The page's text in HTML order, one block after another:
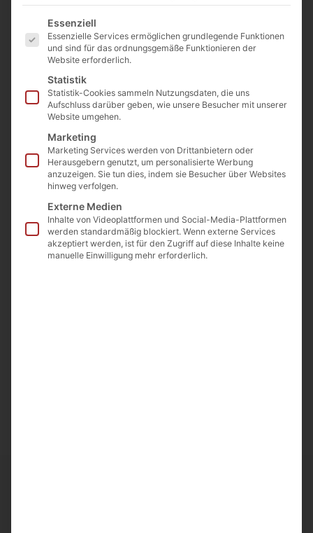
Kornelkirschen Kompott Vilfood 1l
Art. Nr.:Komp-01-1
Kategorie Säfte/Kompott/Mineralwasser/Bier
4,99€ inkl. MwSt.
Enthält 7% MwSt. 7 % DE
4,99€/ 1 L)
zzgl.Versand
Nicht vorrätig
In die Wunschliste
Es folgt eine Liste der Service-Gruppen, für die eine
Essenziell
Essenzielle Services ermöglichen grundlegende Funktionen
und sind für das ordnungsgemäße Funktionieren der
Website erforderlich.
Statistik
Statistik-Cookies sammeln Nutzungsdaten, die uns
Aufschluss darüber geben, wie unsere Besucher mit unserer
Website umgehen.
Marketing
Marketing Services werden von Drittanbietern oder
Herausgebern genutzt, um personalisierte Werbung
anzuzeigen. Sie tun dies, indem sie Besucher über Websites
hinweg verfolgen.
Externe Medien
Inhalte von Videoplattformen und Social-Media-Plattformen
werden standardmäßig blockiert. Wenn externe Services
akzeptiert werden, ist für den Zugriff auf diese Inhalte keine
manuelle Einwilligung mehr erforderlich.